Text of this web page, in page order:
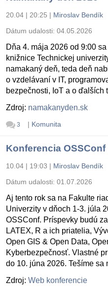
20.04 | 20:25 | Miroslav Bendík
Dátum udalosti: 04.05.2026
Dňa 4. mája 2026 od 9:00
knižnice Technickej
namakaný deň, teda deň
o vzdelávaní v IT,
bezpečnosti, IoT a o ďalších
Zdroj: namakanyden.sk
3 | Komunita
Konferencia OSSConf
10.04 | 19:03 | Miroslav Bendík
Dátum udalosti: 01.07.2026
Aj tento rok sa na Fakulte
Univerzity v dňoch 1-3. júla
OSSConf. Príspevky budú
LATEX, R a ich priatelia,
Open GIS & Open Data,
Kyberbezpečnosť. Vlastné
do 10. júna 2026. Tešíme sa
Zdroj: Web konferencie